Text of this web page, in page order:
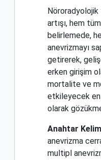
artışı, hem
belirlemede,
anevrizmayı
getirerek,
erken girişim
mortalite ve
etkileyecek
olarak
Anahtar
anevrizma
multipl